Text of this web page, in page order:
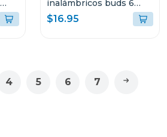
inalámbricos buds 6
play negro azul 2420e1a
$16.95
4 5 6 7